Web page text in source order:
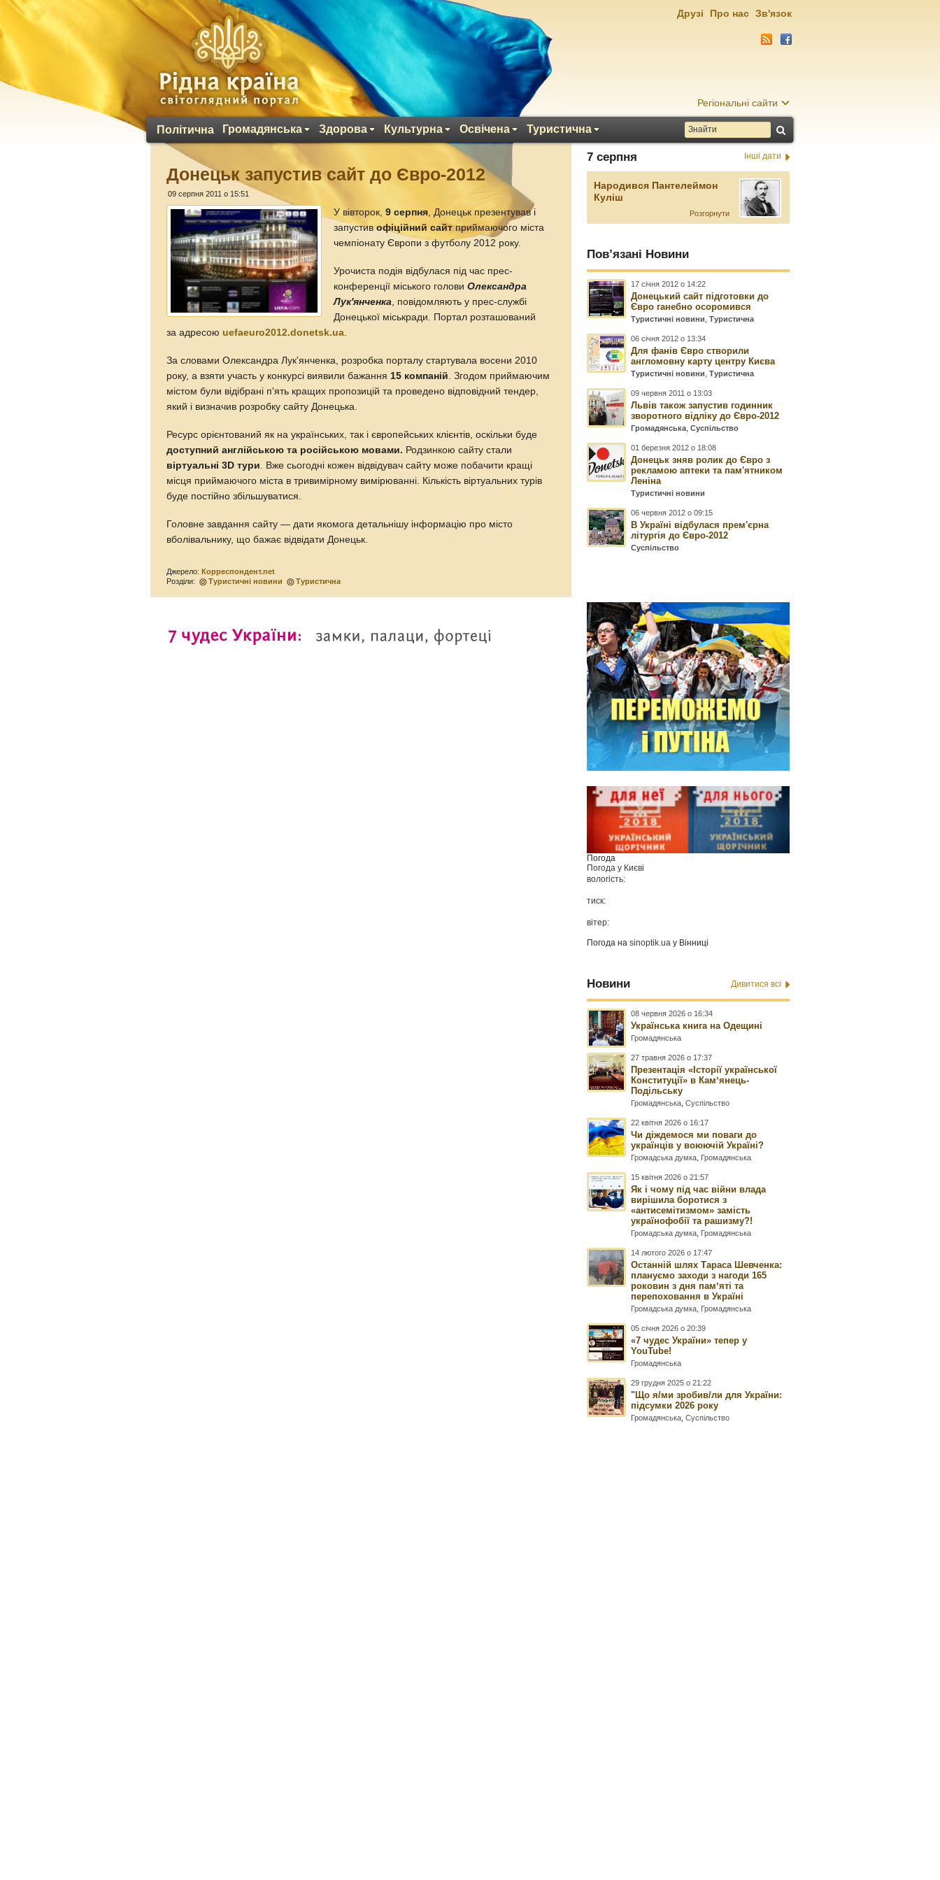
Регіональні сайти
Політична Громадянська Здорова Культурна Освічена Туристична
Друзі Про нас Зв'язок
Донецьк запустив сайт до Євро-2012
09 серпня 2011 о 15:51
У вівторок,9 серпня, Донецьк презентував і
запустивофіційний сайтприймаючого міста
чемпіонату Європи з футболу 2012 року.
Урочиста подія відбулася під час прес-
конференції міського головиОлександра
Лук'янченка , повідомляють у прес-службі
Донецької міськради. Портал розташований
за адресою uefaeuro2012.donetsk.ua
За словами Олександра Лук'янченка, розробка порталу стартувала восени 2010
року, а взяти участь у конкурсі виявили бажання 15 компаній . Згодом приймаючим
містом були відібрані п'ять кращих пропозицій та проведено відповідний тендер,
який і визначив розробку сайту Донецька.
Ресурс орієнтований як на українських, так і європейських клієнтів, оскільки буде
доступний англійською та російською мовами. Родзинкою сайту стали
віртуальні 3D тури . Вже сьогодні кожен відвідувач сайту може побачити кращі
місця приймаючого міста в тривимірному вимірюванні. Кількість віртуальних турів
буде постійно збільшуватися.
Головне завдання сайту — дати якомога детальнішу інформацію про місто
вболівальнику, що бажає відвідати Донецьк.
Джерело:Корреспондент.net
Розділи:
Туристичні новини Туристична
7 серпня Інші дати
Народився Пантелеймон
Куліш
Розгорнути
Пов’язані Новини
17 січня 2012 о 14:22
Донецький сайт підготовки до
Євро ганебно осоромився
Туристичні новини ,Туристична
06 січня 2012 о 13:34
Для фанів Євро створили
англомовну карту центру Києва
Туристичні новини ,Туристична
09 червня 2011 о 13:03
Львів також запустив годинник
зворотного відліку до Євро-2012
Громадянська ,Суспільство
01 березня 2012 о 18:08
Донецьк зняв ролик до Євро з
рекламою аптеки та пам'ятником
Леніна
Туристичні новини
06 червня 2012 о 09:15
В Україні відбулася прем'єрна
літургія до Євро-2012
Суспільство
Погода
Погода у Києві
вологість:
тиск:
вітер:
Погода наsinoptik.ua у Вінниці
Новини Дивитися всі
08 червня 2026 о 16:34
Українська книга на Одещині
Громадянська
27 травня 2026 о 17:37
Презентація «Історії української
Конституції» в Камʼянець-
Подільську
Громадянська ,Суспільство
22 квітня 2026 о 16:17
Чи діждемося ми поваги до
українців у воюючій Україні?
Громадська думка Громадянська
15 квітня 2026 о 21:57
Як і чому під час війни влада
вирішила боротися з
«антисемітизмом» замість
українофобії та рашизму?!
Громадська думка Громадянська
14 лютого 2026 о 17:47
Останній шлях Тараса Шевченка:
плануємо заходи з нагоди 165
роковин з дня памʼяті та
перепоховання в Україні
Громадська думка Громадянська
05 січня 2026 о 20:39
«7 чудес України» тепер у
YouTube!
Громадянська
29 грудня 2025 о 21:22
"Що я/ми зробив/ли для України:
підсумки 2026 року
Громадянська ,Суспільство